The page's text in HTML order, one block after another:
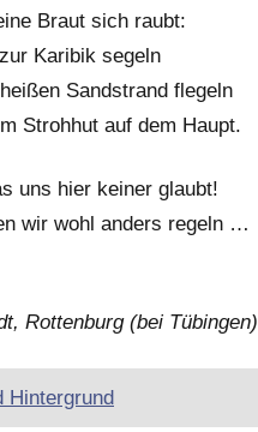
Braut sich raubt:
Karibik segeln
Sandstrand flegeln
Strohhut auf dem Haupt.
uns hier keiner glaubt!
wir wohl anders regeln …
Rottenburg (bei Tübingen)
Hintergrund